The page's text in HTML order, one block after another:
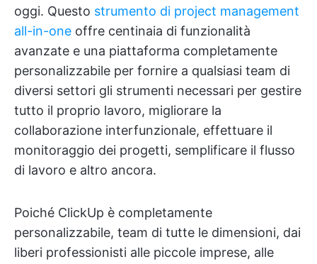
oggi. Questo strumento di project management
all-in-one offre centinaia di funzionalità
avanzate e una piattaforma completamente
personalizzabile per fornire a qualsiasi team di
diversi settori gli strumenti necessari per gestire
tutto il proprio lavoro, migliorare la
collaborazione interfunzionale, effettuare il
monitoraggio dei progetti, semplificare il flusso
di lavoro e altro ancora.
Poiché ClickUp è completamente
personalizzabile, team di tutte le dimensioni, dai
liberi professionisti alle piccole imprese, alle